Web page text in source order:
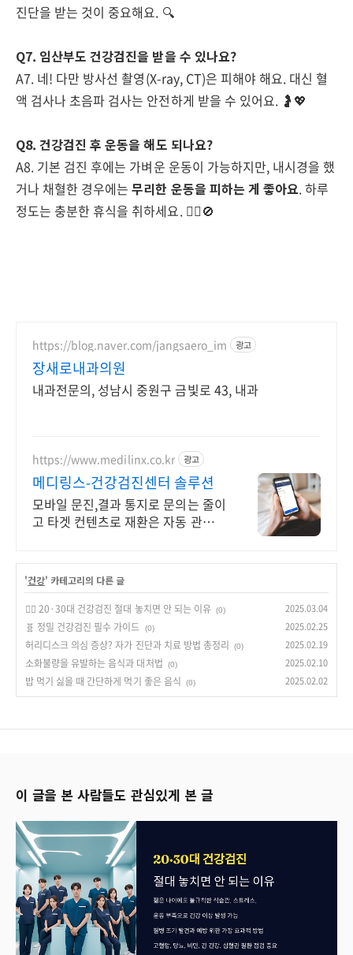
진단을 받는 것이 중요해요. 🔍
Q7. 임산부도 건강검진을 받을 수 있나요?
A7. 네! 다만 방사선 촬영(X-ray, CT)은 피해야 해요. 대신 혈
액 검사나 초음파 검사는 안전하게 받을 수 있어요. 🤰💖
Q8. 건강검진 후 운동을 해도 되나요?
A8. 기본 검진 후에는 가벼운 운동이 가능하지만, 내시경을 했
거나 채혈한 경우에는무리한 운동을 피하는 게 좋아요. 하루
정도는 충분한 휴식을 취하세요. 🏃‍♂️🚫
https://blog.naver.com/jangsaero_im 광고
장새로내과의원
내과전문의, 성남시 중원구 금빛로 43, 내과
https://www.medilinx.co.kr 광고
메디링스-건강검진센터 솔루션
모바일 문진,결과 통지로 문의는 줄이
고 타겟 컨텐츠로 재환은 자동 관리
'건강' 카테고리의 다른 글
🏃‍♂️ 20·30대 건강검진 절대 놓치면 안 되는 이유 (0) 2025.03.04
🧬 정밀 건강검진 필수 가이드 (0) 2025.02.25
허리디스크 의심 증상? 자가 진단과 치료 방법 총정리 (0) 2025.02.19
소화불량을 유발하는 음식과 대처법 (0) 2025.02.10
밥 먹기 싫을 때 간단하게 먹기 좋은 음식 (0) 2025.02.02
이 글을 본 사람들도 관심있게 본 글